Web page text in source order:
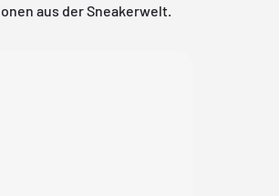
aus der Sneakerwelt.